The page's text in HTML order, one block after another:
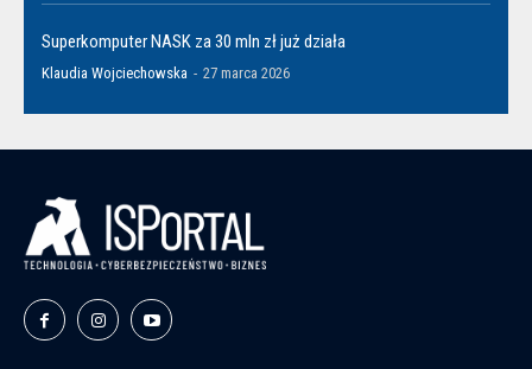
Superkomputer NASK za 30 mln zł już działa
Klaudia Wojciechowska - 27 marca 2026